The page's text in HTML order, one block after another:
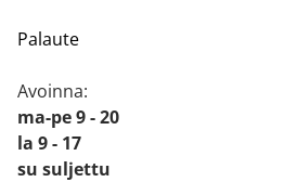
Palaute
Avoinna:
ma-pe 9 - 20
la 9 - 17
su suljettu